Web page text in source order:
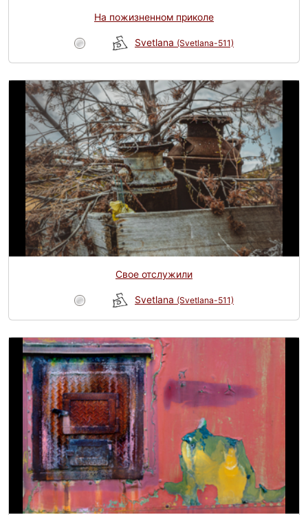
На пожизненном приколе
Svetlana (Svetlana-511)
Свое отслужили
Svetlana (Svetlana-511)